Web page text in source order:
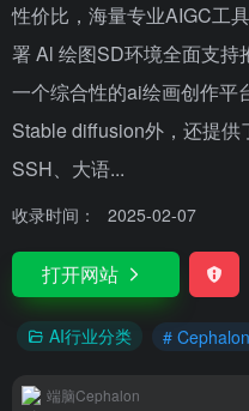
性价比，海量专业AIGC工
署 Al 绘图SD环境全面支持
一个综合性的ai绘画创作平
Stable diffusion外，还提
SSH、大语...
收录时间： 2025-02-07
打开网站
AI行业分类 # Cephalon
端脑Cephalon